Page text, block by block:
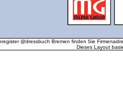
@dressbuch Bremen finden Sie
Dieses Layout